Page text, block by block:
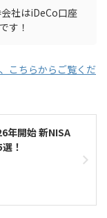
社はiDeCo口座
す！
こちらからご覧くだ
年開始 新NISA
！